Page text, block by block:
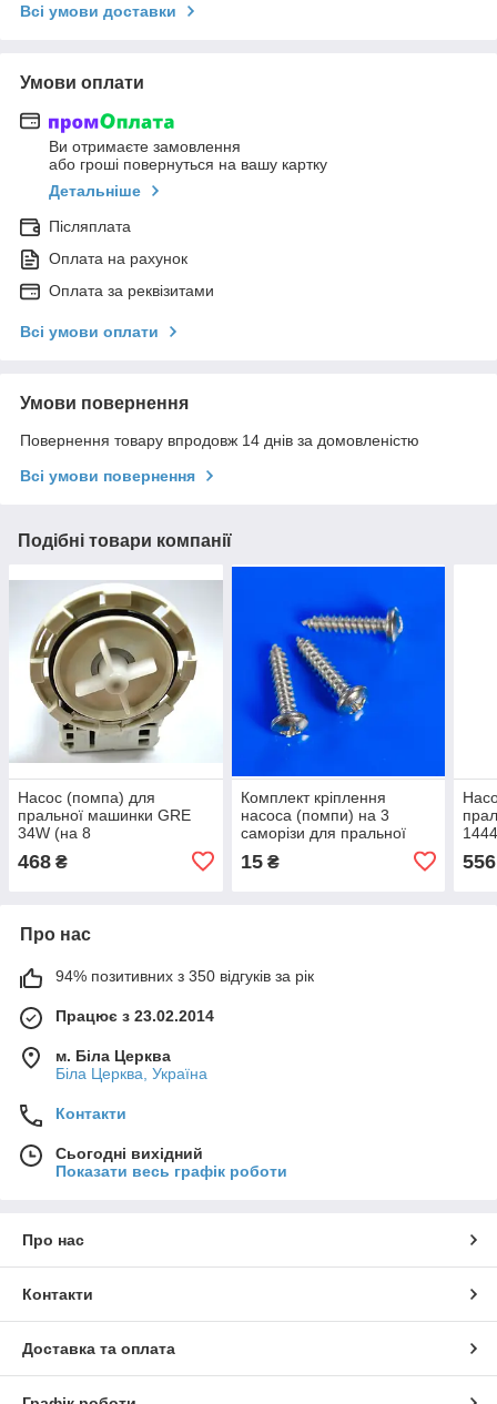
Всі умови доставки
Умови оплати
Ви отримаєте замовлення
або гроші повернуться на вашу картку
Детальніше
Післяплата
Оплата на рахунок
Оплата за реквізитами
Всі умови оплати
Умови повернення
Повернення товару впродовж 14 днів за домовленістю
Всі умови повернення
Подібні товари компанії
Насос (помпа) для
пральної машинки GRE
34W (на 8
спарені)
468 ₴
Комплект кріплення
насоса (помпи) на 3
саморізи для пральної
15₴ 556
Про нас
94% позитивних з 350 відгуків за рік
Працює з 23.02.2014
м. Біла Церква
Біла Церква, Україна
Контакти
Сьогодні вихідний
Показати весь графік роботи
Про нас
Контакти
Доставка та оплата